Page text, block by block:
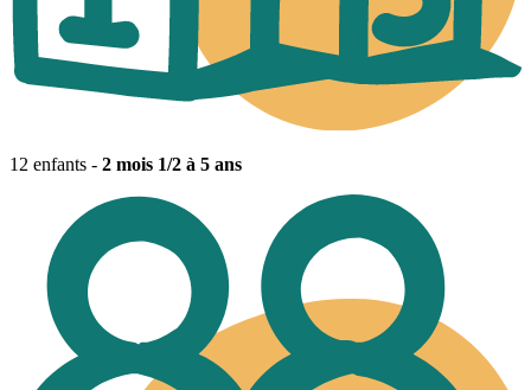
12 enfants - 2 mois 1/2 à 5 ans